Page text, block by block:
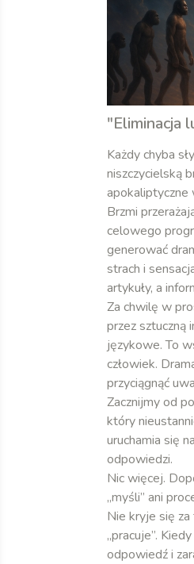
"Eliminacja
Każdy chyba
niszczycielską
apokaliptyczne
Brzmi
celowego
generować
strach i
artykuły, a
Za chwilę w
przez sztuczną
językowe. To
człowiek.
przyciągnąć
Zacznijmy od
który
uruchamia się
odpowiedzi.
Nic więcej.
„myśli” ani
Nie kryje się
„pracuje”.
odpowiedź i